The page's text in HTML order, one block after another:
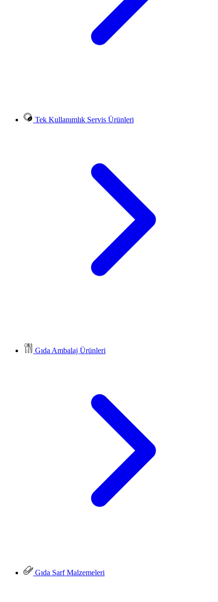
Tek Kullanımlık Servis Ürünleri
Gıda Ambalaj Ürünleri
Gıda Sarf Malzemeleri